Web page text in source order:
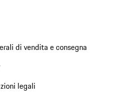
di vendita e consegna
legali